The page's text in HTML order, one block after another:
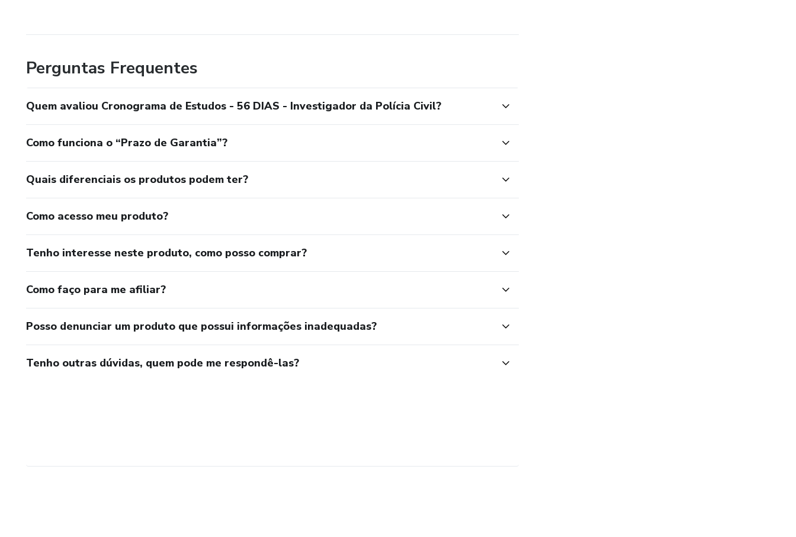
Perguntas Frequentes
Quem avaliou Cronograma de Estudos - 56 DIAS - Investigador da Polícia Civil?
Como funciona o “Prazo de Garantia”?
Quais diferenciais os produtos podem ter?
Como acesso meu produto?
Tenho interesse neste produto, como posso comprar?
Como faço para me afiliar?
Posso denunciar um produto que possui informações inadequadas?
Tenho outras dúvidas, quem pode me respondê-las?